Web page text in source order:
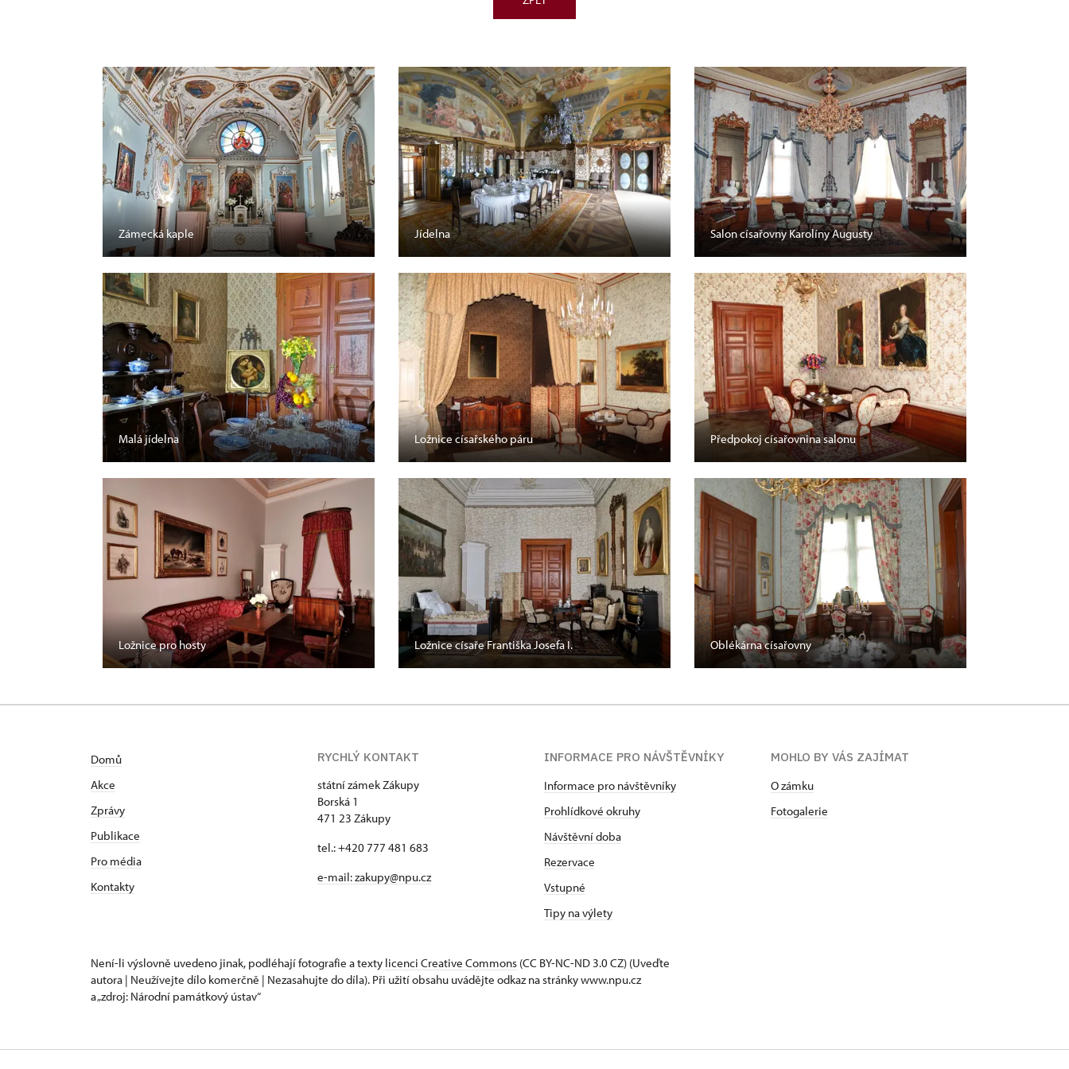
Zámecká kaple Jídelna Salon císařovny Karolíny Augusty
Malá jídelna Ložnice císařského páru Předpokoj císařovnina salonu
Ložnice pro hosty Ložnice císaře Františka Josefa I. Oblékárna císařovny
Domů
Akce
Zprávy
Publikace
Pro média
Kontakty
RYCHLÝ KONTAKT
státní zámek Zákupy
Borská 1
471 23 Zákupy
tel.: +420 777 481 683
e-mail: zakupy@npu.cz
INFORMACE PRO NÁVŠTĚVNÍKY
Informace pro návštěvníky
Prohlídkové okruhy
Návštěvní doba
Rezervace
Vstupné
Tipy na výlety
MOHLO BY VÁS ZAJÍMAT
O zámku
Fotogalerie
Není-li výslovně uvedeno jinak, podléhají fotografie a texty licenci Creative Commons (CC BY-NC-ND 3.0 CZ) (Uveďte
autora | Neužívejte dílo komerčně | Nezasahujte do díla). Při užití obsahu uvádějte odkaz na stránky www.npu.cz
a „zdroj: Národní památkový ústav“